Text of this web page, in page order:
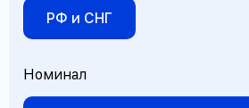
РФ и СНГ
Номинал